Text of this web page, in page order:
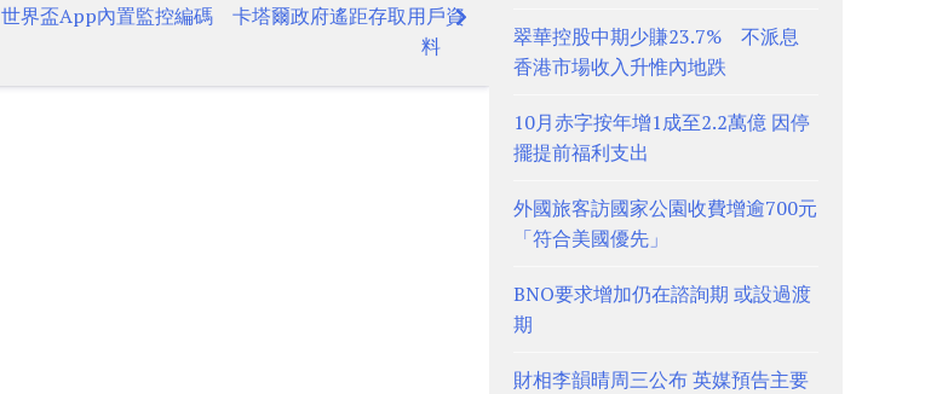
世界盃App內置監控編碼 卡塔爾政府遙距存取用戶資
料
翠華控股中期少賺23.7% 不派息
香港市場收入升惟內地跌
10月赤字按年增1成至2.2萬億 因停
擺提前福利支出
外國旅客訪國家公園收費增逾700元
「符合美國優先」
BNO要求增加仍在諮詢期 或設過渡
期
財相李韻晴周三公布 英媒預告主要